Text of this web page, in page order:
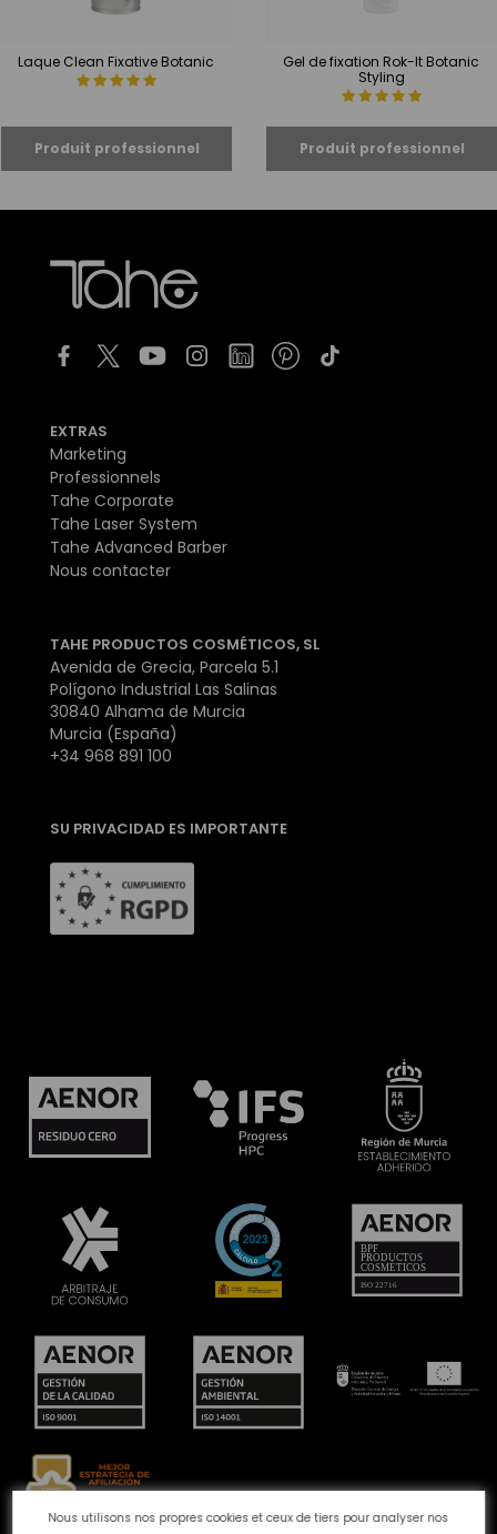
Nous utilisons nos propres cookies et ceux de tiers pour analyser nos
Laque Clean Fixative Botanic
Gel de fixation Rok-It Botanic
Styling
EXTRAS
Marketing
Professionnels
Tahe Corporate
Tahe Laser System
Tahe Advanced Barber
Nous contacter
TAHE PRODUCTOS COSMÉTICOS, SL
Avenida de Grecia, Parcela 5.1
Polígono Industrial Las Salinas
30840 Alhama de Murcia
Murcia (España)
+34 968 891 100
SU PRIVACIDAD ES IMPORTANTE